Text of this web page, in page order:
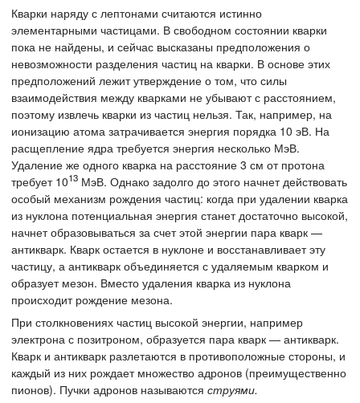
Кварки наряду с лептонами считаются истинно
элементарными частицами. В свободном состоянии кварки
пока не найдены, и сейчас высказаны предположения о
невозможности разделения частиц на кварки. В основе этих
предположений лежит утверждение о том, что силы
взаимодействия между кварками не убывают с расстоянием,
поэтому извлечь кварки из частиц нельзя. Так, например, на
ионизацию атома затрачивается энергия порядка 10 эВ. На
расщепление ядра требуется энергия несколько МэВ.
Удаление же одного кварка на расстояние 3 см от протона
требует 1013 МэВ. Однако задолго до этого начнет действовать
особый механизм рождения частиц: когда при удалении кварка
из нуклона потенциальная энергия станет достаточно высокой,
начнет образовываться за счет этой энергии пара кварк —
антикварк. Кварк остается в нуклоне и восстанавливает эту
частицу, а антикварк объединяется с удаляемым кварком и
образует мезон. Вместо удаления кварка из нуклона
происходит рождение мезона.
При столкновениях частиц высокой энергии, например
электрона с позитроном, образуется пара кварк — антикварк.
Кварк и антикварк разлетаются в противоположные стороны, и
каждый из них рождает множество адронов (преимущественно
пионов). Пучки адронов называются струями.